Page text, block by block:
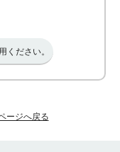
ください。
ージへ戻る